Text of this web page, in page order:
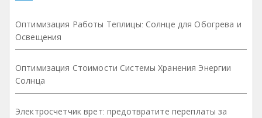
Оптимизация Работы Теплицы: Солнце для Обогрева и
Освещения
Оптимизация Стоимости Системы Хранения Энергии
Солнца
Электросчетчик врет: предотвратите переплаты за